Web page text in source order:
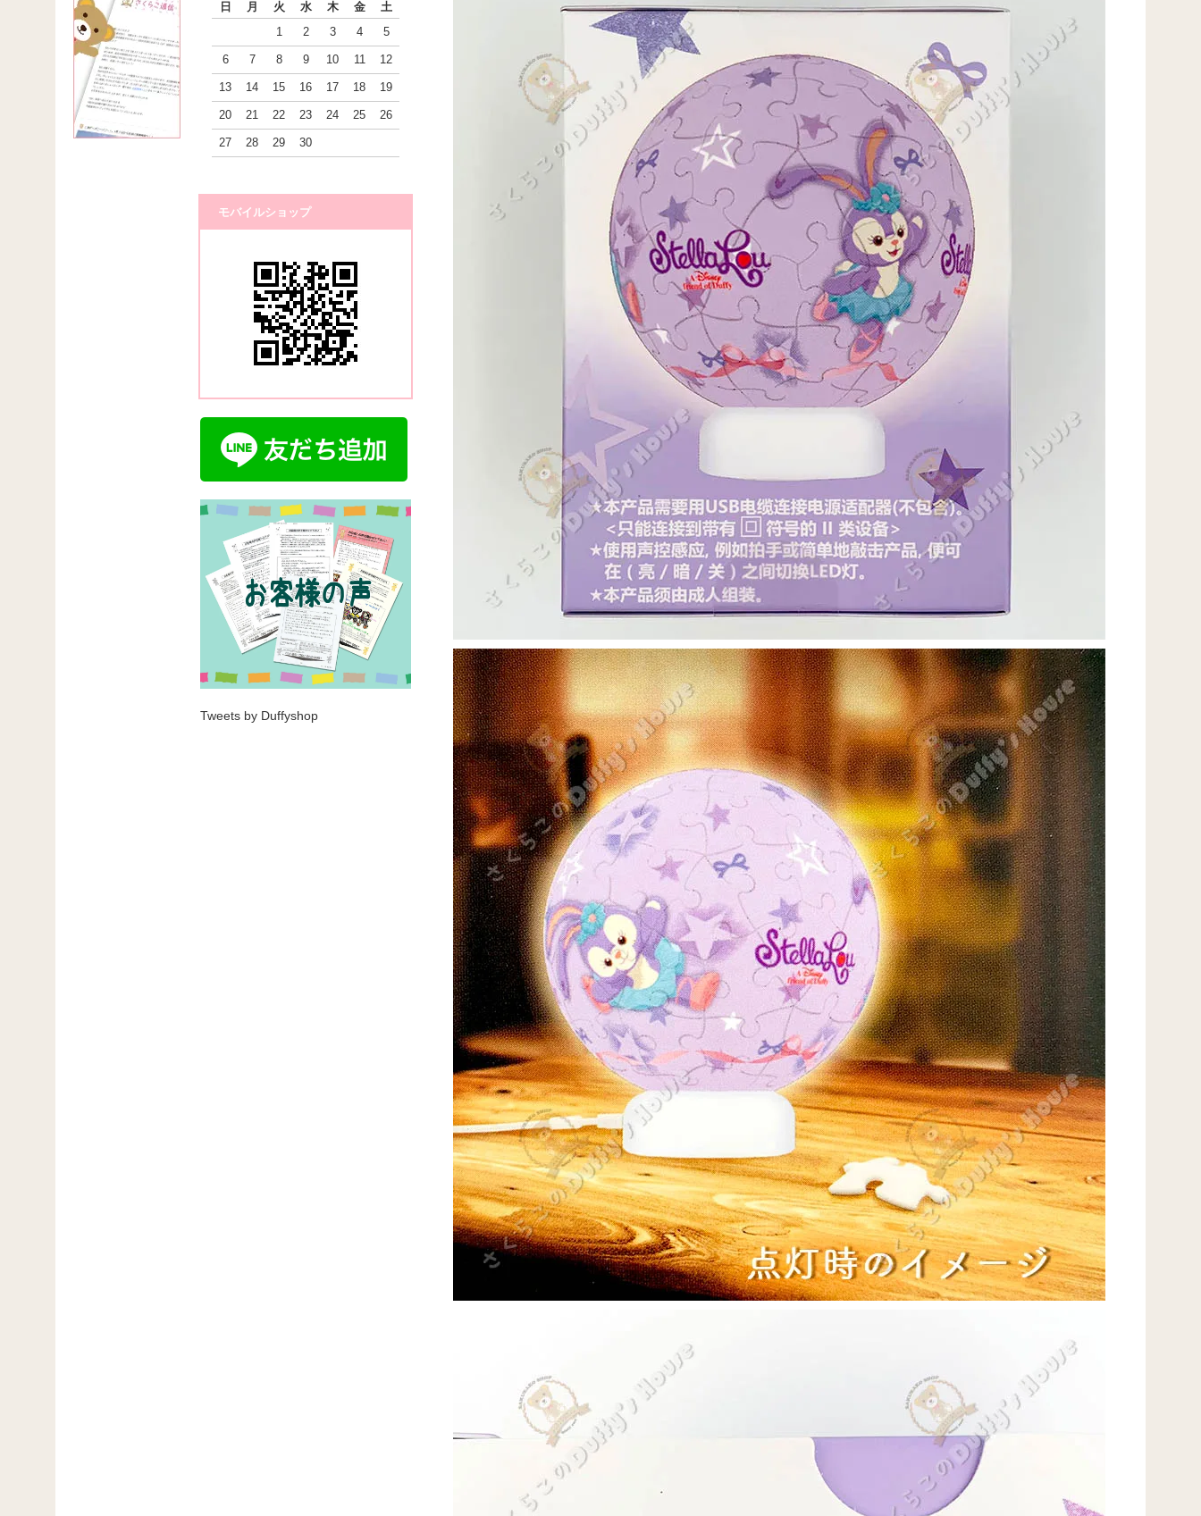
日 月 火 水 木 金
土
1
2 3 4 5
6 7 8 9 10 11 12
13 14 15 16 17 18 19
20 21 22 23 24 25 26
27 28 29 30
モバイルショップ
Tweets by Duffyshop